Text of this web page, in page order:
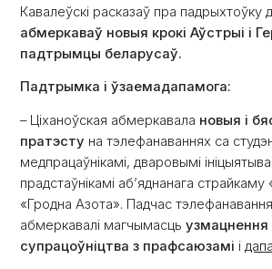
Кавалеўскі расказаў пра падрыхтоўку
абмеркаваў новыя крокі Аўстрыі і
падтрымцы беларусаў.
Падтрымка і ўзаемадапамога:
– Ціханоўская абмеркавала новыя і
пратэсту на тэлефанаваннях са
медпрацаўнікамі, дваровымі
прадстаўнікамі аб’яднанага
«Гродна Азота». Падчас
абмеркавалі магчымасцьузмацнення
супрацоўніцтва з прафсаюзамі і